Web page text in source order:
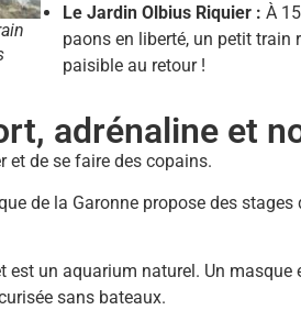
Le Jardin Olbius Riquier : À
paons en liberté, un petit train
paisible au retour !
adrénaline et
et de se faire des copains.
de la Garonne propose des
est un aquarium naturel. Un
sans bateaux.